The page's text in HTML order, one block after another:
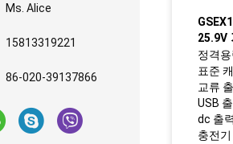
Ms. Alice
15813319221
86-020-39137866
25.9V
정격
표준
교류
USB
dc 출
충전